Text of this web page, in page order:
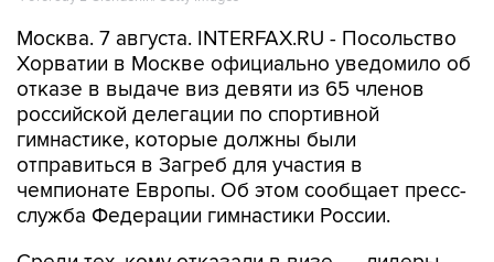
Москва. 7 августа. INTERFAX.RU - Посольство
Хорватии в Москве официально уведомило об
отказе в выдаче виз девяти из 65 членов
российской делегации по спортивной
гимнастике, которые должны были
отправиться в Загреб для участия в
чемпионате Европы. Об этом сообщает пресс-
служба Федерации гимнастики России.